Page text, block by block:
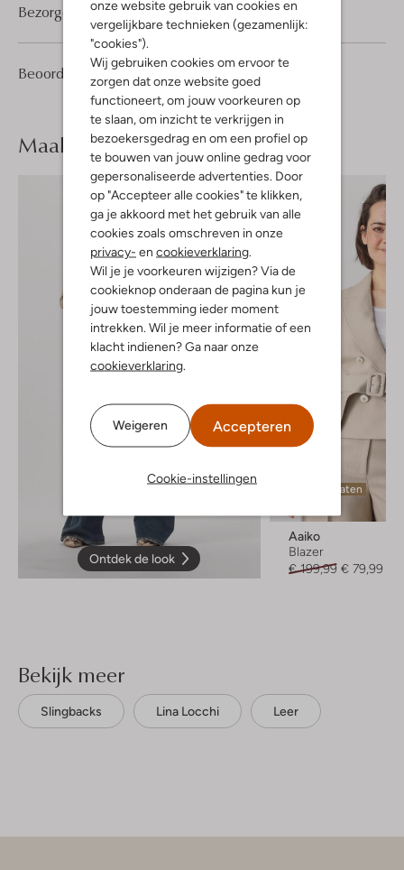
onze website gebruik van cookies en
vergelijkbare technieken (gezamenlijk:
"cookies").
Wij gebruiken cookies om ervoor te
zorgen dat onze website goed
functioneert, om jouw voorkeuren op
te slaan, om inzicht te verkrijgen in
bezoekersgedrag en om een profiel op
te bouwen van jouw online gedrag voor
gepersonaliseerde advertenties. Door
op "Accepteer alle cookies" te klikken,
ga je akkoord met het gebruik van alle
cookies zoals omschreven in onze
privacy- en cookieverklaring
Wil je je voorkeuren wijzigen? Via de
cookieknop onderaan de pagina kun je
jouw toestemming ieder moment
intrekken. Wil je meer informatie of een
klacht indienen? Ga naar onze
cookieverklaring
Weigeren Accepteren
Cookie-instellingen
Beoordelingen (1) 5
1
5
Sterren
Bezorgen & retourneren
Maak jelook compleet
Ontdek de look
Laatste maten
Aaiko
Blazer
€ 199,99 € 79,99
Bekijk meer
Slingbacks Lina Locchi Leer